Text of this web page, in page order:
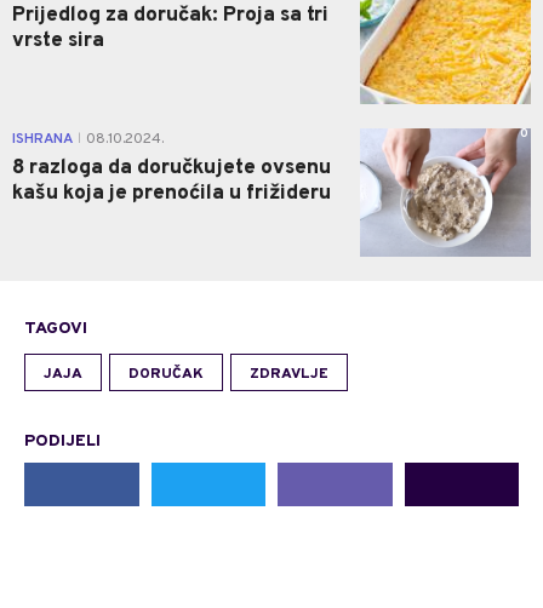
Prijedlog za doručak: Proja sa tri
vrste sira
ISHRANA 08.10.2024.
8 razloga da doručkujete ovsenu
kašu koja je prenoćila u frižideru
0
TAGOVI
JAJA DORUČAK ZDRAVLJE
PODIJELI